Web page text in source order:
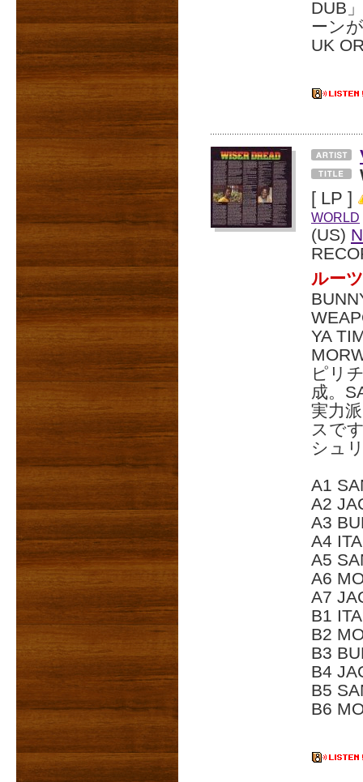
DUB
ーン
UK
[ LP ]
WORLD
(US)
ルー
YA
ピリ
成。
実力
スで
シュ
A1
A2
A3
A4
A5
A6
A7
B1
B2
B3
B4
B5
B6